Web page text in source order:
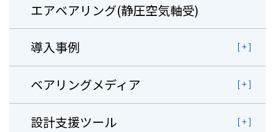
エアベアリング(静圧空気軸受)
導入事例
ベアリングメディア
設計支援ツール